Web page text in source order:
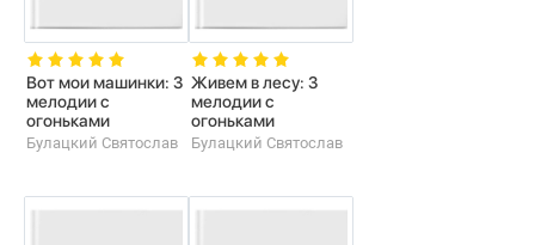
Вот мои машинки: 3
мелодии с
огоньками
Булацкий Святослав
Живем в лесу: 3
мелодии с
огоньками
Булацкий Святослав